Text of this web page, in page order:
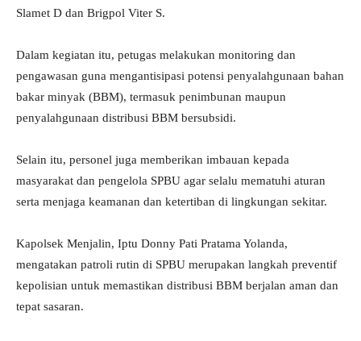
Slamet D dan Brigpol Viter S.
Dalam kegiatan itu, petugas melakukan monitoring dan
pengawasan guna mengantisipasi potensi penyalahgunaan bahan
bakar minyak (BBM), termasuk penimbunan maupun
penyalahgunaan distribusi BBM bersubsidi.
Selain itu, personel juga memberikan imbauan kepada
masyarakat dan pengelola SPBU agar selalu mematuhi aturan
serta menjaga keamanan dan ketertiban di lingkungan sekitar.
Kapolsek Menjalin, Iptu Donny Pati Pratama Yolanda,
mengatakan patroli rutin di SPBU merupakan langkah preventif
kepolisian untuk memastikan distribusi BBM berjalan aman dan
tepat sasaran.